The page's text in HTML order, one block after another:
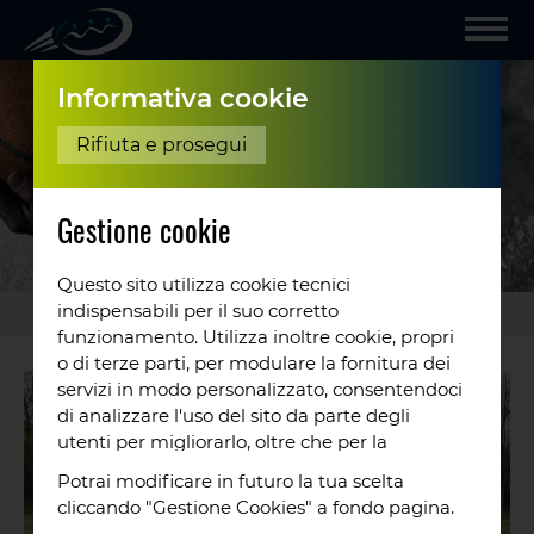
Gallery/Coppa...
Informativa cookie
Rifiuta e prosegui
Gestione cookie
Questo sito utilizza cookie tecnici
indispensabili per il suo corretto
funzionamento. Utilizza inoltre cookie, propri
o di terze parti, per modulare la fornitura dei
servizi in modo personalizzato, consentendoci
di analizzare l'uso del sito da parte degli
utenti per migliorarlo, oltre che per la
proposte o messaggi pubblicitari. Puoi
accettare tutti i cookie da noi utilizzati, o
Potrai modificare in futuro la tua scelta
cliccando "Gestione Cookies" a fondo pagina.